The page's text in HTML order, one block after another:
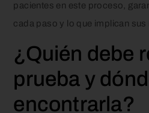
pacientes en este proceso,
cada paso y lo que implican
¿Quién debe
prueba y
encontrarla?